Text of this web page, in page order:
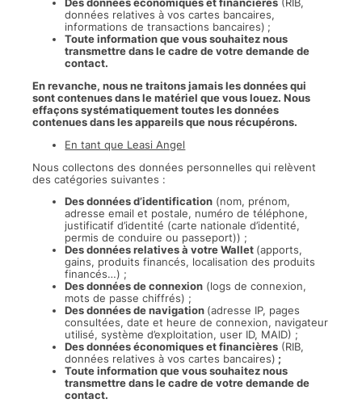
Des données économiques et financières (RIB,
données relatives à vos cartes bancaires,
informations de transactions bancaires) ;
Toute information que vous souhaitez nous
transmettre dans le cadre de votre demande de
contact.
En revanche, nous ne traitons jamais les données qui
sont contenues dans le matériel que vous louez. Nous
effaçons systématiquement toutes les données
contenues dans les appareils que nous récupérons.
En tant que Leasi Angel
Nous collectons des données personnelles qui relèvent
des catégories suivantes :
Des données d’identification (nom, prénom,
adresse email et postale, numéro de téléphone,
justificatif d’identité (carte nationale d’identité,
permis de conduire ou passeport)) ;
Des données relatives à votre Wallet (apports,
gains, produits financés, localisation des produits
financés…) ;
Des données de connexion (logs de connexion,
mots de passe chiffrés) ;
Des données de navigation (adresse IP, pages
consultées, date et heure de connexion, navigateur
utilisé, système d’exploitation, user ID, MAID) ;
Des données économiques et financières (RIB,
données relatives à vos cartes bancaires) ;
Toute information que vous souhaitez nous
transmettre dans le cadre de votre demande de
contact.